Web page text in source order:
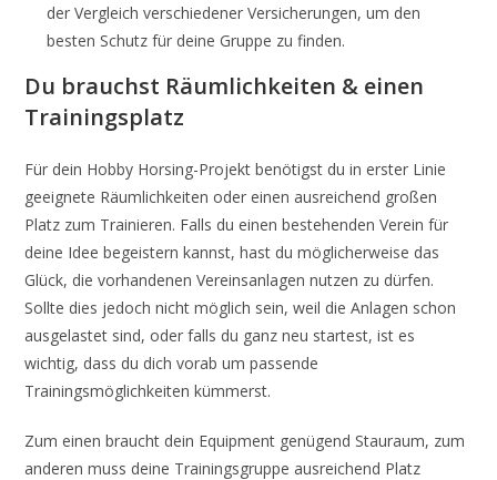
der Vergleich verschiedener Versicherungen, um den
besten Schutz für deine Gruppe zu finden.
Du brauchst Räumlichkeiten & einen
Trainingsplatz
Für dein Hobby Horsing-Projekt benötigst du in erster Linie
geeignete Räumlichkeiten oder einen ausreichend großen
Platz zum Trainieren. Falls du einen bestehenden Verein für
deine Idee begeistern kannst, hast du möglicherweise das
Glück, die vorhandenen Vereinsanlagen nutzen zu dürfen.
Sollte dies jedoch nicht möglich sein, weil die Anlagen schon
ausgelastet sind, oder falls du ganz neu startest, ist es
wichtig, dass du dich vorab um passende
Trainingsmöglichkeiten kümmerst.
Zum einen braucht dein Equipment genügend Stauraum, zum
anderen muss deine Trainingsgruppe ausreichend Platz